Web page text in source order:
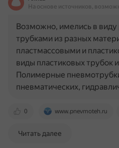
На основе источников,
0 www.pnevmoteh.ru
Возможно, имелись в
трубками из разных
пластмассовыми и
виды пластиковых трубок
Полимерные
пневматических,
Читать далее